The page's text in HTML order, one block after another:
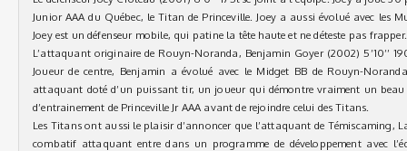
Junior AAA du Québec, le Titan de Princeville. Joey a aussi évolué avec les
Joey est un défenseur mobile, qui patine la tête haute et ne déteste pas frapper.
L’attaquant originaire de Rouyn-Noranda, Benjamin Goyer (2002) 5’10’’
Joueur de centre, Benjamin a évolué avec le Midget BB de Rouyn-
attaquant doté d’un puissant tir, un joueur qui démontre vraiment un
d’entrainement de Princeville Jr AAA avant de rejoindre celui des Titans.
Les Titans ont aussi le plaisir d’annoncer que l’attaquant de Témiscaming,
combatif attaquant entre dans un programme de développement avec